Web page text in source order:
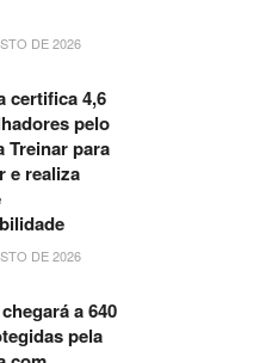
DE 2026
certifica 4,6
pelo
Treinar para
e realiza
DE 2026
a 640
pela